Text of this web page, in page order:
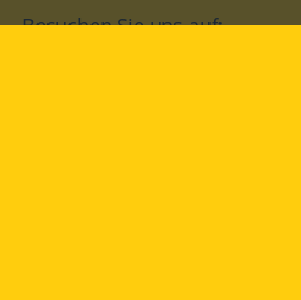
Besuchen Sie uns auf: